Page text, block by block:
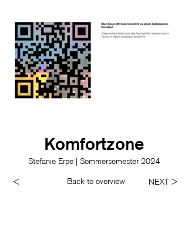
Komfortzone
Stefanie Erpe | Sommersemester 2024
< Back to overview NEXT >